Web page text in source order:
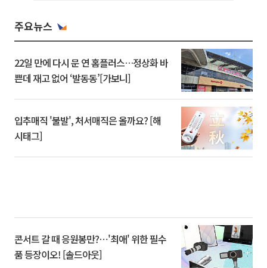
주요뉴스
22일 만에 다시 문 연 홈플러스…정상화 바
쁜데 재고 없어 ‘발동동’[가보니]
입추매직 '불발', 처서매직은 올까요? [해
시태그]
콘서트 갈 때 응원봉만?⋯'최애' 위한 필수
품 등장이오! [솔드아웃]